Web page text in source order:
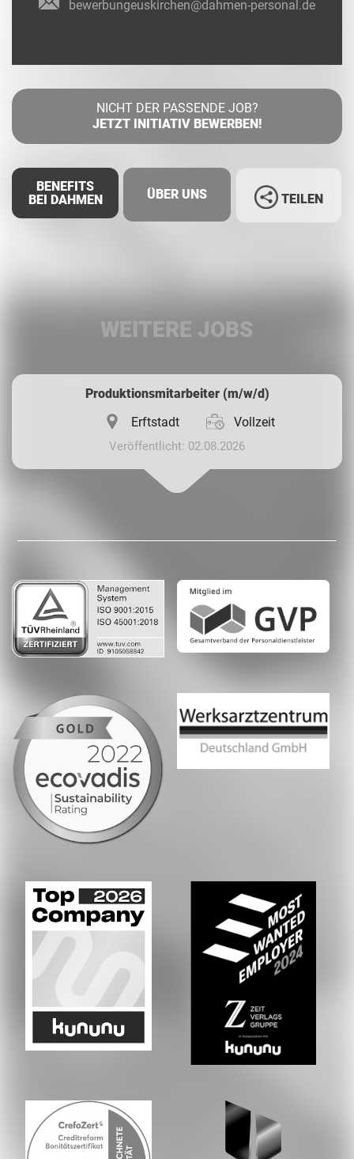
bewerbungeuskirchen@dahmen-personal.de
NICHT DER PASSENDE JOB?
JETZT INITIATIV BEWERBEN!
BENEFITS
BEI DAHMEN
ÜBER UNS TEILEN
WEITERE JOBS
Produktionsmitarbeiter (m/w/d)
Erftstadt
Vollzeit
Veröffentlicht: 02.08.2026